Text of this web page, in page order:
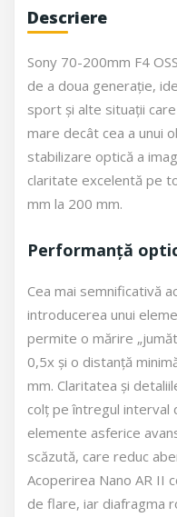
Descriere
Sony 70-200mm F4
de a doua generație,
sport și alte situații
mare decât cea a unui
stabilizare optică a
claritate excelentă pe
mm la 200 mm.
Performanță
Cea mai semnificativă
introducerea unui
permite o mărire
0,5x și o distanță
mm. Claritatea și
colț pe întregul interval
elemente asferice
scăzută, care reduc
Acoperirea Nano AR II
de flare, iar diafragma